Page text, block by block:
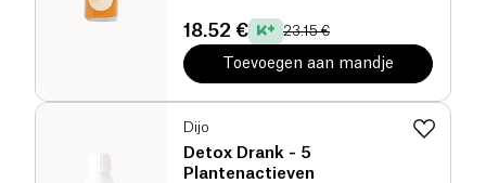
18.52 € 23.15 €
Toevoegen aan mandje
Dijo
Detox Drank - 5
Plantenactieven